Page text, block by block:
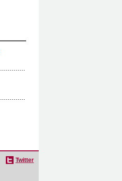
Twitter